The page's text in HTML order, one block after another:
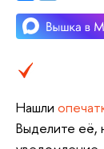
Нашли
Выделите её,